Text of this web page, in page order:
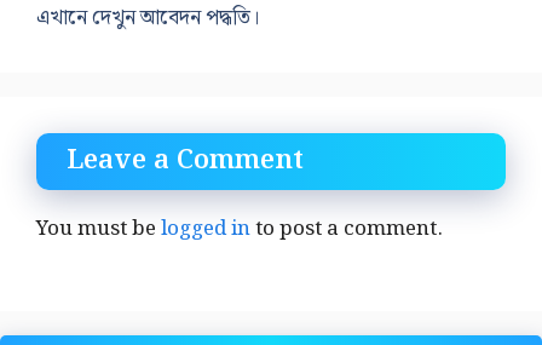
এখানে দেখুন আবেদন পদ্ধতি।
Leave a Comment
You must belogged into post a comment.